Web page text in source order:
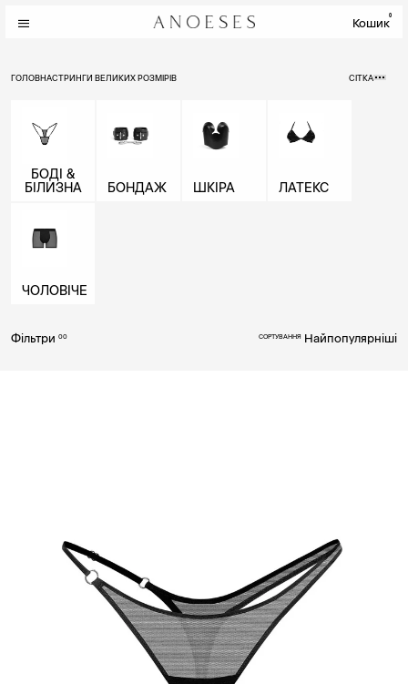
Кошик0
ГОЛОВНАСТРИНГИ ВЕЛИКИХ РОЗМІРІВ СІТКА
БОДІ &
БІЛИЗНА БОНДАЖ ШКІРА ЛАТЕКС
ЧОЛОВІЧЕ
Фільтри 00 СОРТУВАННЯ Найпопулярніші